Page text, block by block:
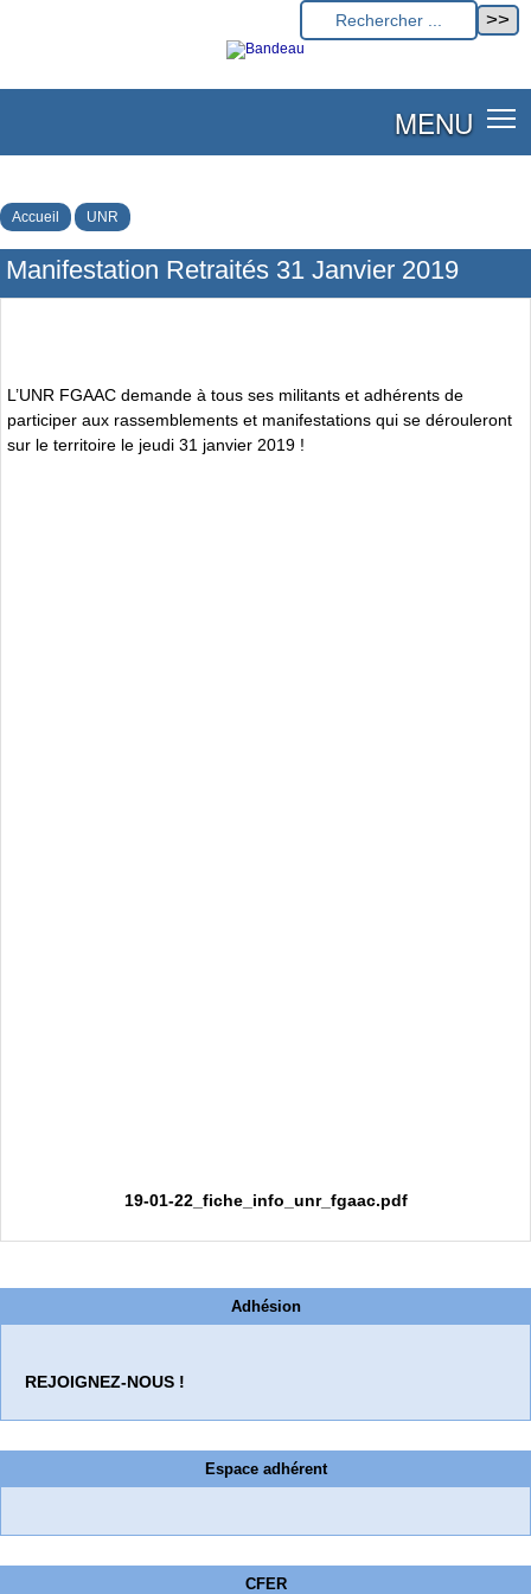
MENU
Accueil UNR
Manifestation Retraités 31 Janvier 2019
L’UNR FGAAC demande à tous ses militants et adhérents de
participer aux rassemblements et manifestations qui se dérouleront
sur le territoire le jeudi 31 janvier 2019 !
19-01-22_fiche_info_unr_fgaac.pdf
Adhésion
REJOIGNEZ-NOUS !
Espace adhérent
CFER